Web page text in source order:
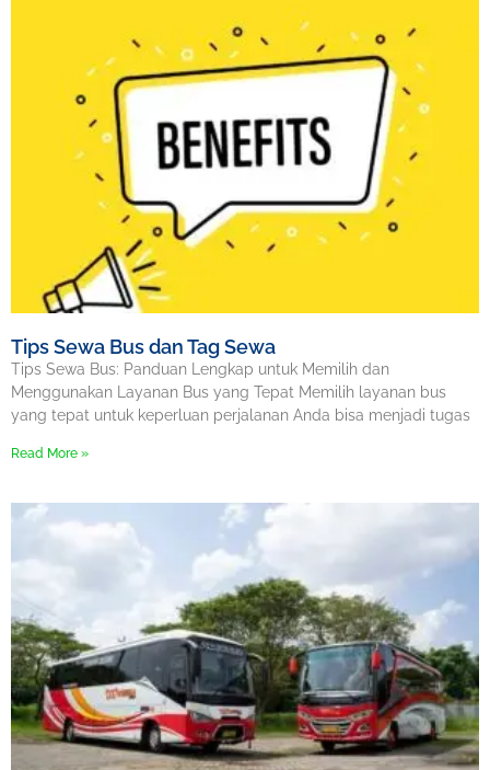
Tips Sewa Bus dan Tag Sewa
Tips Sewa Bus: Panduan Lengkap untuk Memilih dan
Menggunakan Layanan Bus yang Tepat Memilih layanan bus
yang tepat untuk keperluan perjalanan Anda bisa menjadi tugas
Read More »